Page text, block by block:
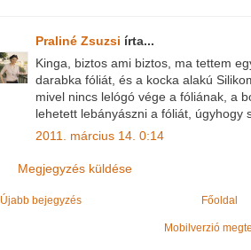
Praliné Zsuzsi írta...
Kinga, biztos ami biztos, ma tettem
darabka fóliát, és a kocka alakú
mivel nincs lelógó vége a fóliának, a
lehetett lebányászni a fóliát, úgyhogy
2011. március 14. 0:14
Megjegyzés küldése
Újabb bejegyzés Főoldal
Mobilverzió